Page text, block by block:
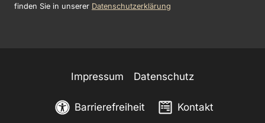
finden Sie in unserer Datenschutzerklärung
Impressum Datenschutz
Barrierefreiheit Kontakt